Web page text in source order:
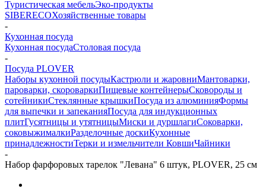
Туристическая мебельЭко-продукты
SIBERECOХозяйственные товары
-
Кухонная посуда
Кухонная посудаСтоловая посуда
-
Посуда PLOVER
Наборы кухонной посудыКастрюли и жаровниМантоварки,
пароварки, скороваркиПищевые контейнерыСковороды и
сотейникиСтеклянные крышкиПосуда из алюминияФормы
для выпечки и запеканияПосуда для индукционных
плитГусятницы и утятницыМиски и дуршлагиСоковарки,
соковыжималкиРазделочные доскиКухонные
принадлежностиТерки и измельчители КовшиЧайники
-
Набор фарфоровых тарелок "Левана" 6 штук, PLOVER, 25 см